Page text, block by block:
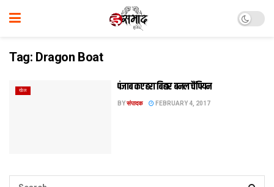
Tag: Dragon Boat
खेल पंजाब कए हरा बिहार बनल चैंपियन
BYसंपादक FEBRUARY 4, 2017